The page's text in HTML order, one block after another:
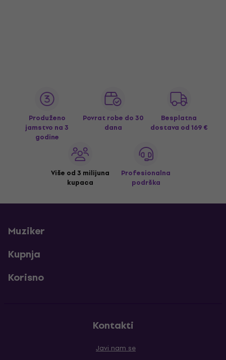
Produženo
jamstvo na 3
godine
Povrat robe do 30
dana
Besplatna
dostava od 169 €
Više od 3 milijuna
kupaca
Profesionalna
podrška
Muziker
Kupnja
Korisno
Kontakti
Javi nam se